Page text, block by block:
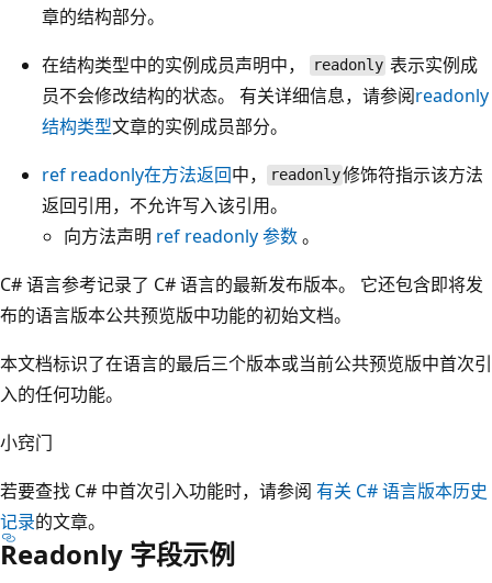
章的结构部分。
在结构类型中的实例成员声明中，
readonly 表示实例成
员不会修改结构的状态。 有关详细信息，请参阅readonly
结构类型文章的实例成员部分。
ref readonly在方法返回中， readonly修饰符指示该方法
返回引用，不允许写入该引用。
向方法声明 ref readonly参数。
C# 语言参考记录了 C# 语言的最新发布版本。 它还包含即将发
布的语言版本公共预览版中功能的初始文档。
本文档标识了在语言的最后三个版本或当前公共预览版中首次引
入的任何功能。
小窍门
若要查找 C# 中首次引入功能时，请参阅 有关 C# 语言版本历史
记录的文章。
Readonly 字段示例